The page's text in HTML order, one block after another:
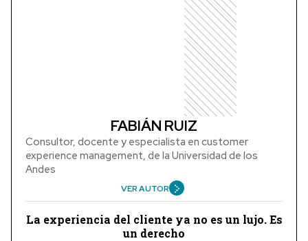
FABIÁN RUIZ
Consultor, docente y especialista en customer
experience management, de la Universidad de los
Andes
VER AUTOR
La experiencia del cliente ya no es un lujo. Es
un derecho